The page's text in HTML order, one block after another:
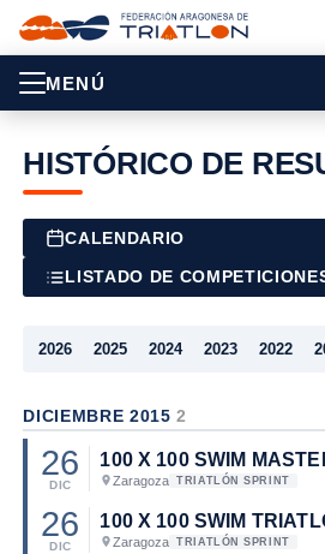
MENÚ
HISTÓRICO DE
CALENDARIO
LISTADO DE
2026 2025 2024 2023 2022
DICIEMBRE 20152
26
DIC Zaragoza TRIATLÓN SPRINT
26
DIC Zaragoza TRIATLÓN SPRINT